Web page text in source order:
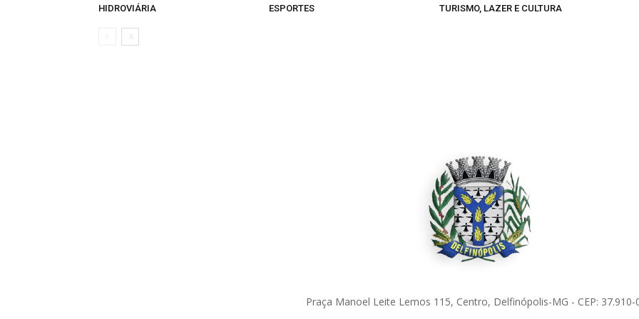
HIDROVIÁRIA ESPORTES TURISMO, LAZER E CULTURA
Praça Manoel Leite Lemos 115, Centro, Delfinópolis-MG - CEP: 37.910-